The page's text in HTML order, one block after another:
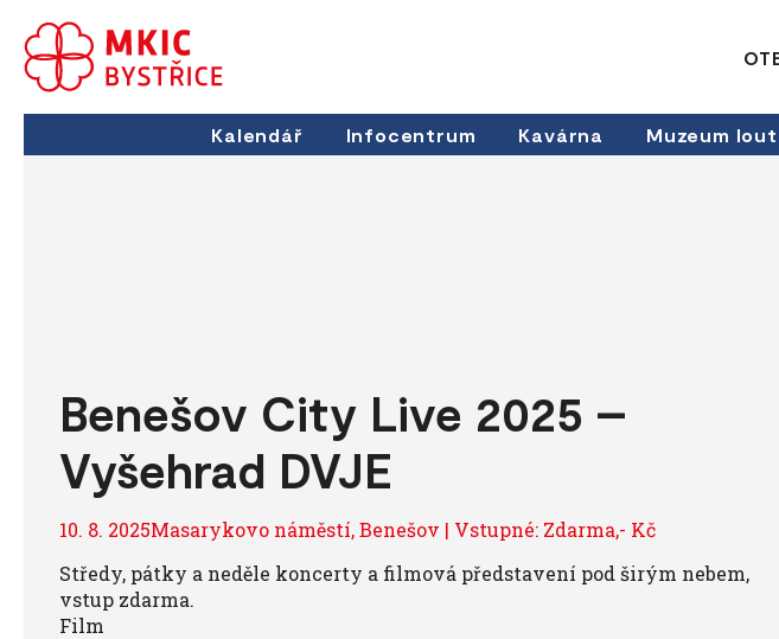
Kalendář Infocentrum Kavárna Muzeum
Benešov City Live 2025 –
Vyšehrad DVJE
10. 8. 2025Masarykovo náměstí, Benešov | Vstupné: Zdarma,- Kč
Středy, pátky a neděle koncerty a filmová představení pod širým nebem,
vstup zdarma.
Film